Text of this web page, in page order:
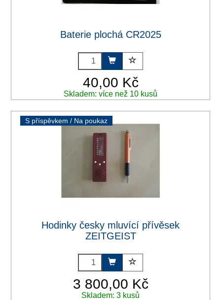
Baterie plochá CR2025
40,00 Kč
Skladem: více než 10 kusů
S příspěvkem / Na poukaz
Hodinky česky mluvící přívěsek
ZEITGEIST
3 800,00 Kč
Skladem: 3 kusů